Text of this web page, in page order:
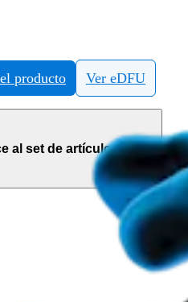
producto Ver eDFU
al set de artículos de (1)